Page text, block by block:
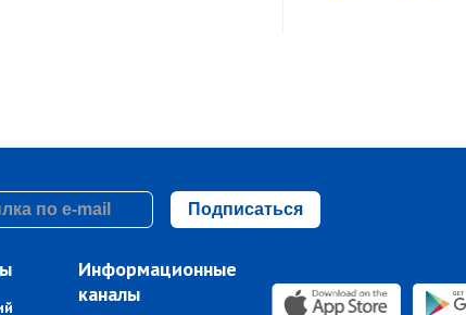
Подписаться
Информационные
каналы